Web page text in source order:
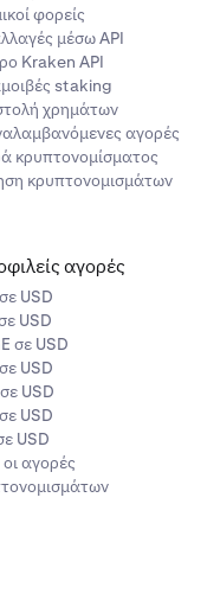
φορείς
μέσω API
Kraken API
staking
χρημάτων
αγορές
κρυπτονομίσματος
κρυπτονομισμάτων
αγορές
USD
USD
σε USD
USD
USD
USD
USD
αγορές